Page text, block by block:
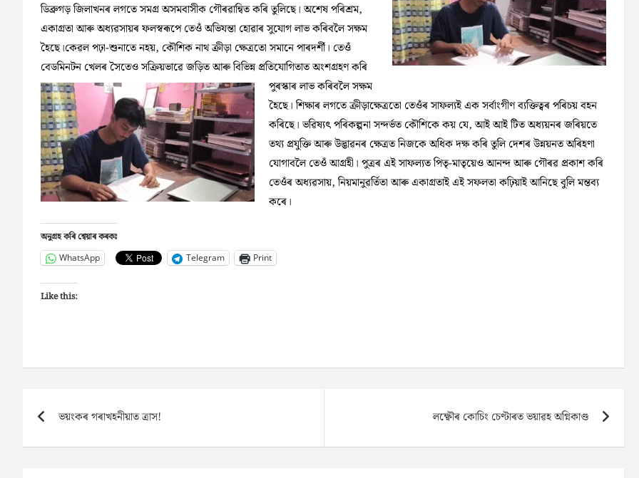
ডিব্ৰুগড় জিলাখনৰ লগতে সমগ্ৰ অসমবাসীক গৌৰৱান্বিত কৰি তুলিছে। অশেষ পৰিশ্ৰম,
একাগ্ৰতা আৰু অধ্যৱসায়ৰ ফলস্বৰূপে তেওঁ অভিযন্তা হোৱাৰ সুযোগ লাভ কৰিবলৈ সক্ষম
হৈছে।কেৱল পঢ়া-শুনাতে নহয়, কৌশিক নাথ ক্ৰীড়া ক্ষেত্ৰতো সমানে পাৰদৰ্শী। তেওঁ
বেডমিনটন খেলৰ সৈতেও সক্ৰিয়ভাৱে জড়িত আৰু বিভিন্ন প্ৰতিযোগিতাত অংশগ্ৰহণ কৰি
পুৰস্কাৰ লাভ কৰিবলৈ সক্ষম
হৈছে। শিক্ষাৰ লগতে ক্ৰীড়াক্ষেত্ৰতো তেওঁৰ সাফল্যই এক সৰ্বাংগীণ ব্যক্তিত্বৰ পৰিচয় বহন
কৰিছে। ভৱিষ্যৎ পৰিকল্পনা সন্দৰ্ভত কৌশিকে কয় যে, আই আই টিত অধ্যয়নৰ জৰিয়তে
তথ্য প্ৰযুক্তি আৰু উদ্ভাৱনৰ ক্ষেত্ৰত নিজকে অধিক দক্ষ কৰি তুলি দেশৰ উন্নয়নত অৰিহণা
যোগাবলৈ তেওঁ আগ্ৰহী। পুত্ৰৰ এই সাফল্যত পিতৃ-মাতৃয়েও আনন্দ আৰু গৌৰৱ প্ৰকাশ কৰি
তেওঁৰ অধ্যৱসায়, নিয়মানুৱৰ্তিতা আৰু একাগ্ৰতাই এই সফলতা কঢ়িয়াই আনিছে বুলি মন্তব্য
কৰে।
অনুগ্ৰহ কৰি শ্বেয়াৰ কৰকঃ
WhatsApp Telegram Print
Like this:
Post
navigation
ভয়ংকৰ গৰাখহনীয়াত ত্ৰাস! লক্ষ্ণৌৰ কোচিং চেণ্টাৰত ভয়াৱহ অগ্নিকাণ্ড